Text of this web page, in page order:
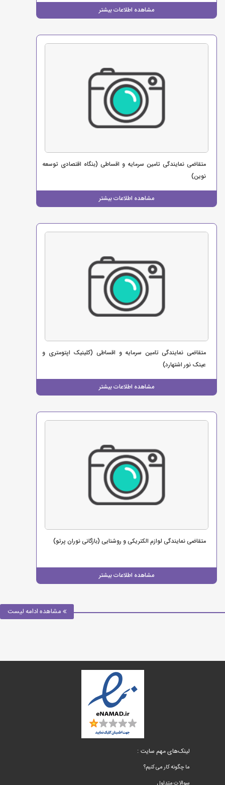
مشاهده اطلاعات بیشتر
مشاهده اطلاعات بیشتر
متقاضی نمایندگی تامین سرمایه و اقساطی (بنگاه اقتصادی توسعه
نوین)
مشاهده اطلاعات بیشتر
متقاضی نمایندگی تامین سرمایه و اقساطی (کلینیک اپتومتری و
عینک نور اشتهارد)
مشاهده اطلاعات بیشتر
متقاضی نمایندگی لوازم الکتریکی و روشنایی (بازگانی نوران پرتو)
مشاهده ادامه لیست
لینک‌های مهم سایت :
ما چگونه کار می کنیم؟
سوالات متداول